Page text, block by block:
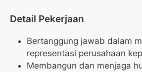
Detail Pekerjaan
Bertanggung jawab dalam
representasi perusahaan
Membangun dan menjaga